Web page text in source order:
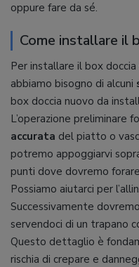
oppure fare da sé.
Come installare il
Per installare il box
abbiamo bisogno di alcuni
box doccia nuovo da
L’operazione preliminare
accurata del piatto o
potremo appoggiarvi
punti dove dovremo
Possiamo aiutarci per
Successivamente dovremo
servendoci di un trapano
Questo dettaglio è
rischia di crepare e